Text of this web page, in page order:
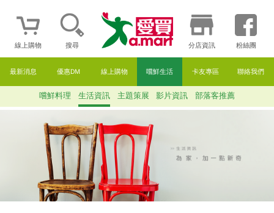
線上購物 搜尋 分店資訊 粉絲團
最新消息 優惠DM 線上購物 嚐鮮生活 卡友專區 聯絡我們
嚐鮮料理 生活資訊 主題策展 影片資訊 部落客推薦